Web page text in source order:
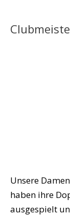
Unsere
haben ihre
ausgespielt